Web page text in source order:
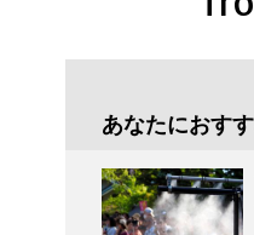
あなたにおす